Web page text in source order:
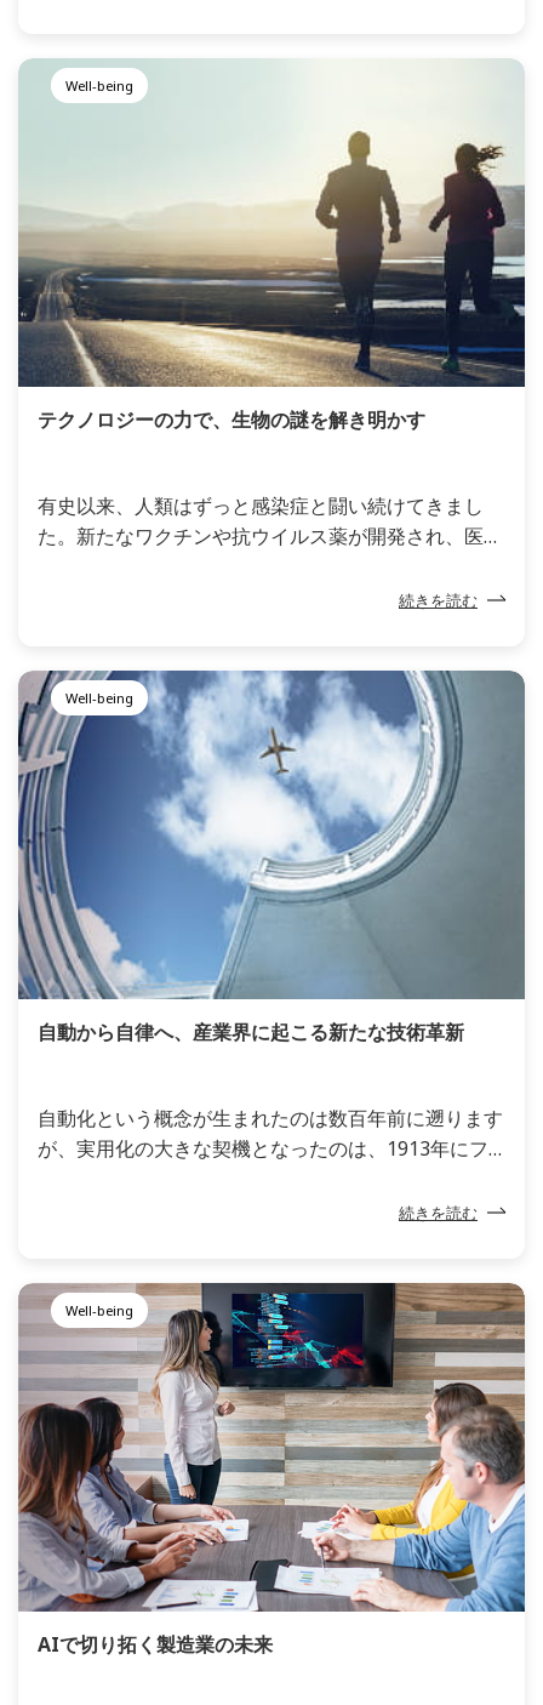
われたこの時代に、企業はどうすれば重要なステーク
ホルダーである社員を細菌やウイルスから守り、ポス
トコロナの世界に向けて、どのように戦略や業務を変
Well-being
テクノロジーの力で、生物の謎を解き明かす
有史以来、人類はずっと感染症と闘い続けてきまし
た。新たなワクチンや抗ウイルス薬が開発され、医療
排除できないことが、ウイルスの適応力の高さや捉え
たな脅威に苦しめられています。現在、COVID-19に
打ち勝つべく、ワクチンの開発が進められています。
しかし、ウイルスの細胞への侵入防止、増殖の阻止や
遅延、感染した細胞の回復や健康な細胞への置換など
を実現するには、これまでにない最先端の専門知識や
テクノロジーが要求されています。
続きを読む
Well-being
自動から自律へ、産業界に起こる新たな技術革新
自動化という概念が生まれたのは数百年前に遡ります
が、実用化の大きな契機となったのは、1913年にフ
方式です。以来、製造業の自動化は短期間のうちに大
ように活用されています。そして今、私たちは新たな
時代の入り口に立っています。近い将来、機械は人間
が直接操作することなく、事前にプログラムが組まれ
ていなくても、複雑な制御を行えるようになるでしょ
う。では、このようなIndustrial Autonomy（産業に
おける自律化）が実現する未来とはどのような姿なの
でしょうか。私たちにどのようなメリットを与えてく
れるのでしょうか。
続きを読む
Well-being
AIで切り拓く製造業の未来